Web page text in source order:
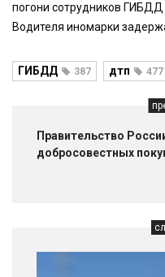
погони сотрудников
Водителя иномарки
ГИБДД 387 дтп 477
Правительство
добросовестных